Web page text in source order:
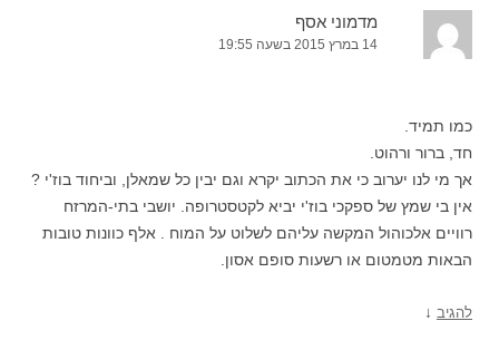
מדמוני אסף
14 במרץ 2015 בשעה 19:55
כמו תמיד.
חד, ברור ורהוט.
אך מי לנו יערוב כי את הכתוב יקרא וגם יבין כל שמאלן, וביחוד בוז'י ?
אין בי שמץ של ספקכי בוז'י יביא לקטסטרופה. יושבי בתי-המרזח
רוויים אלכוהול המקשה עליהם לשלוט על המוח . אלף כוונות טובות
הבאות מטמטום או רשעות סופם אסון.
להגיב ↓